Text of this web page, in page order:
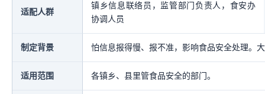
适配人群
镇乡信息联络员，监管部门负责人，食安办
协调人员
制定背景 怕信息报得慢、报不准，影响食品安全处理。
适用范围 各镇乡、县里管食品安全的部门。